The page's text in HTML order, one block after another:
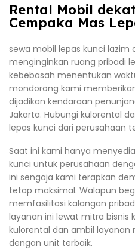
Rental Mobil
Cempaka Mas
sewa mobil lepas kunci lazim
menginginkan ruang pribadi
kebebasah menentukan
mondorong kami
dijadikan kendaraan
Jakarta. Hubungi kulorental
lepas kunci dari perusahaan
Saat ini kami hanya
kunci untuk perusahaan
ini sengaja kami terapkan
tetap maksimal. Walapun
memfasilitasi kalangan
layanan ini lewat mitra bisnis
kulorental dan ambil layanan
dengan unit terbaik.